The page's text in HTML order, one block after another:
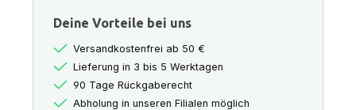
Deine Vorteile bei uns
Versandkostenfrei ab 50 €
Lieferung in 3 bis 5 Werktagen
90 Tage Rückgaberecht
Abholung in unseren Filialen möglich